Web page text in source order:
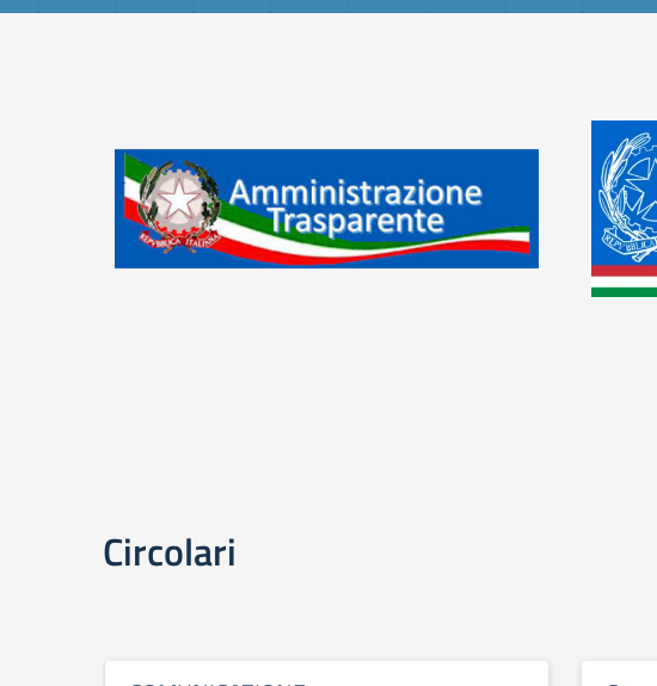
Circolari